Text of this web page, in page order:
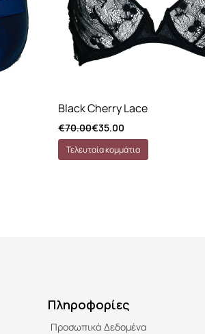
Black Cherry Lace
€70.00€35.00
Τελευταία κομμάτια
Πληροφορίες
Προσωπικά Δεδομένα